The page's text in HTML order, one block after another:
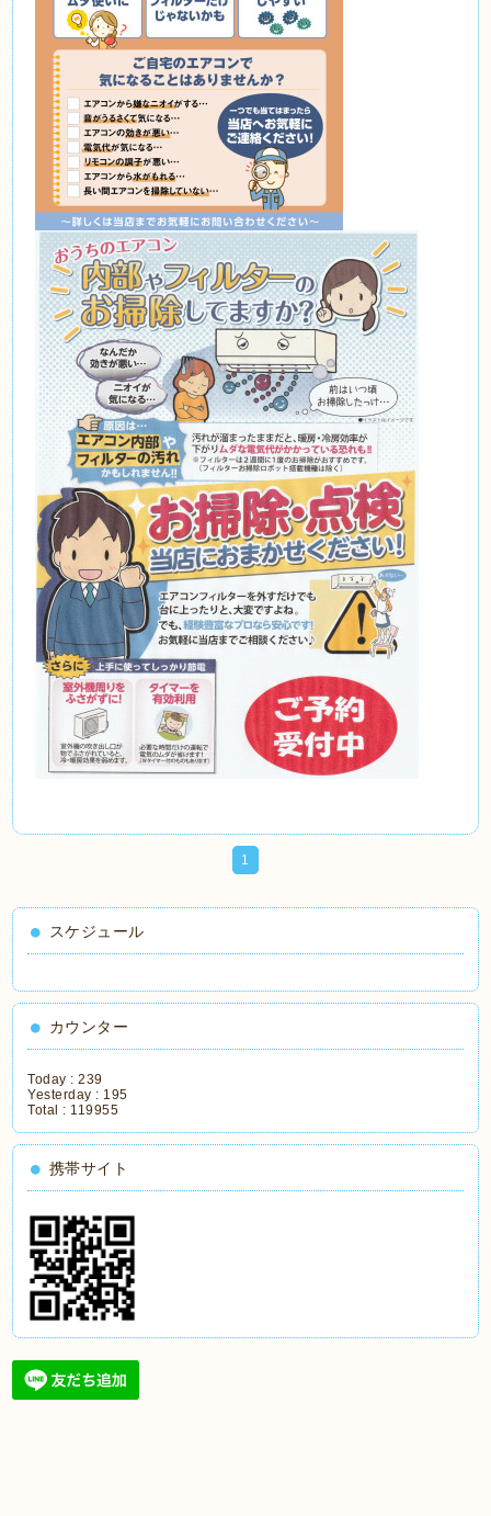
1
スケジュール
カウンター
Today :239
Yesterday : 195
Total : 119955
携帯サイト